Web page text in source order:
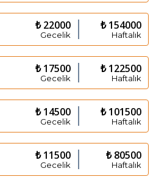
₺ 22000
Gecelik
₺ 154000
Haftalık
₺ 17500
Gecelik
₺ 122500
Haftalık
₺ 14500
Gecelik
₺ 101500
Haftalık
₺ 11500
Gecelik
₺ 80500
Haftalık